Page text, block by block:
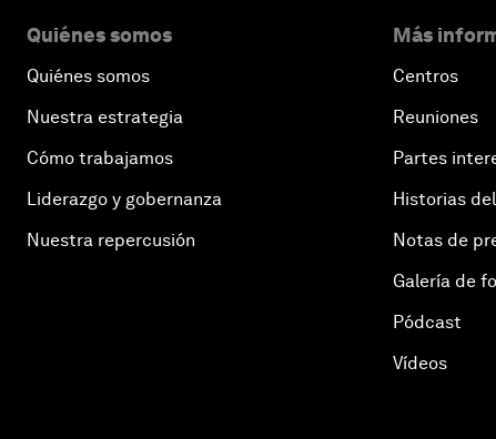
Quiénes somos
Quiénes somos
Nuestra estrategia
Cómo trabajamos
Liderazgo y gobernanza
Nuestra repercusión
Más
Centros
Reuniones
Partes
Historias
Notas de
Galería de
Pódcast
Vídeos